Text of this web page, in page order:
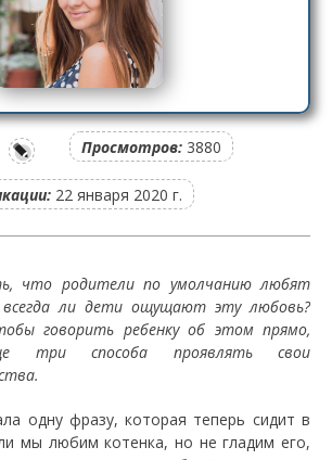
Просмотров: 3880
22 января 2020 г.
что родители по умолчанию любят
ли дети ощущают эту любовь?
говорить ребенку об этом прямо,
три способа проявлять свои
одну фразу, которая теперь сидит в
мы любим котенка, но не гладим его,